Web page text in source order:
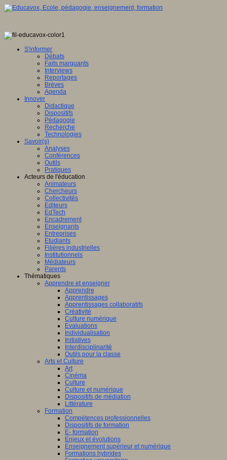
S'informer
Débats
Faits marquants
Interviews
Reportages
Brèves
Agenda
Innover
Didactique
Dispositifs
Pédagogie
Recherche
Technologies
Savoir(s)
Analyses
Conférences
Outils
Pratiques
Acteurs de l'éducation
Animateurs
Chercheurs
Collectivités
Editeurs
EdTech
Encadrement
Enseignants
Entreprises
Etudiants
Filières industrielles
Institutionnels
Médiateurs
Parents
Thématiques
Apprendre et enseigner
Apprendre
Apprentissages
Apprentissages collaboratifs
Créativité
Culture numérique
Evaluations
Individualisation
Initiatives
Interdisciplinarité
Outils pour la classe
Arts et Culture
Art
Cinéma
Culture
Culture et numérique
Dispositifs de médiation
Littérature
Formation
Compétences professionnelles
Dispositifs de formation
E- formation
Enjeux et évolutions
Enseignement supérieur et numérique
Formations hybrides